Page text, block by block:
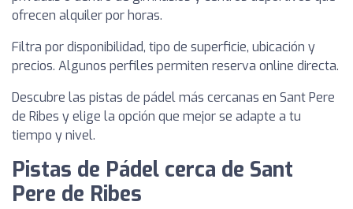
ofrecen alquiler por horas.
Filtra por disponibilidad, tipo de superficie, ubicación y
precios. Algunos perfiles permiten reserva online directa.
Descubre las pistas de pádel más cercanas en Sant Pere
de Ribes y elige la opción que mejor se adapte a tu
tiempo y nivel.
Pistas de Pádel cerca de Sant
Pere de Ribes